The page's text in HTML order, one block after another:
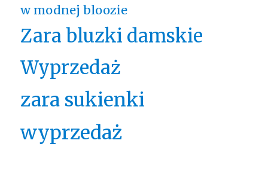
w modnej bloozie
Zara bluzki damskie
Wyprzedaż
zara sukienki
wyprzedaż